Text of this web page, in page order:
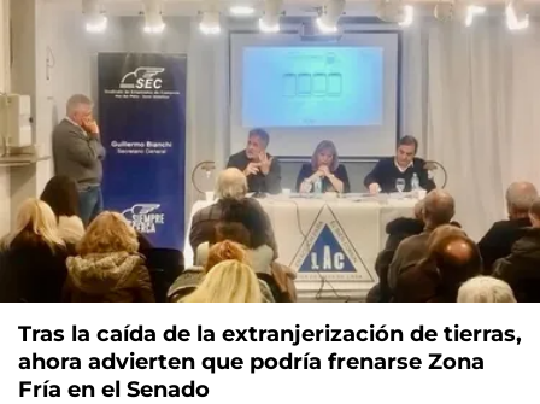
Tras la caída de la extranjerización de tierras,
ahora advierten que podría frenarse Zona
Fría en el Senado